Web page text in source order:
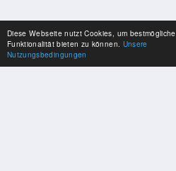
Diese Webseite nutzt Cookies, um bestmögliche
Funktionalität bieten zu können. Unsere
Nutzungsbedingungen